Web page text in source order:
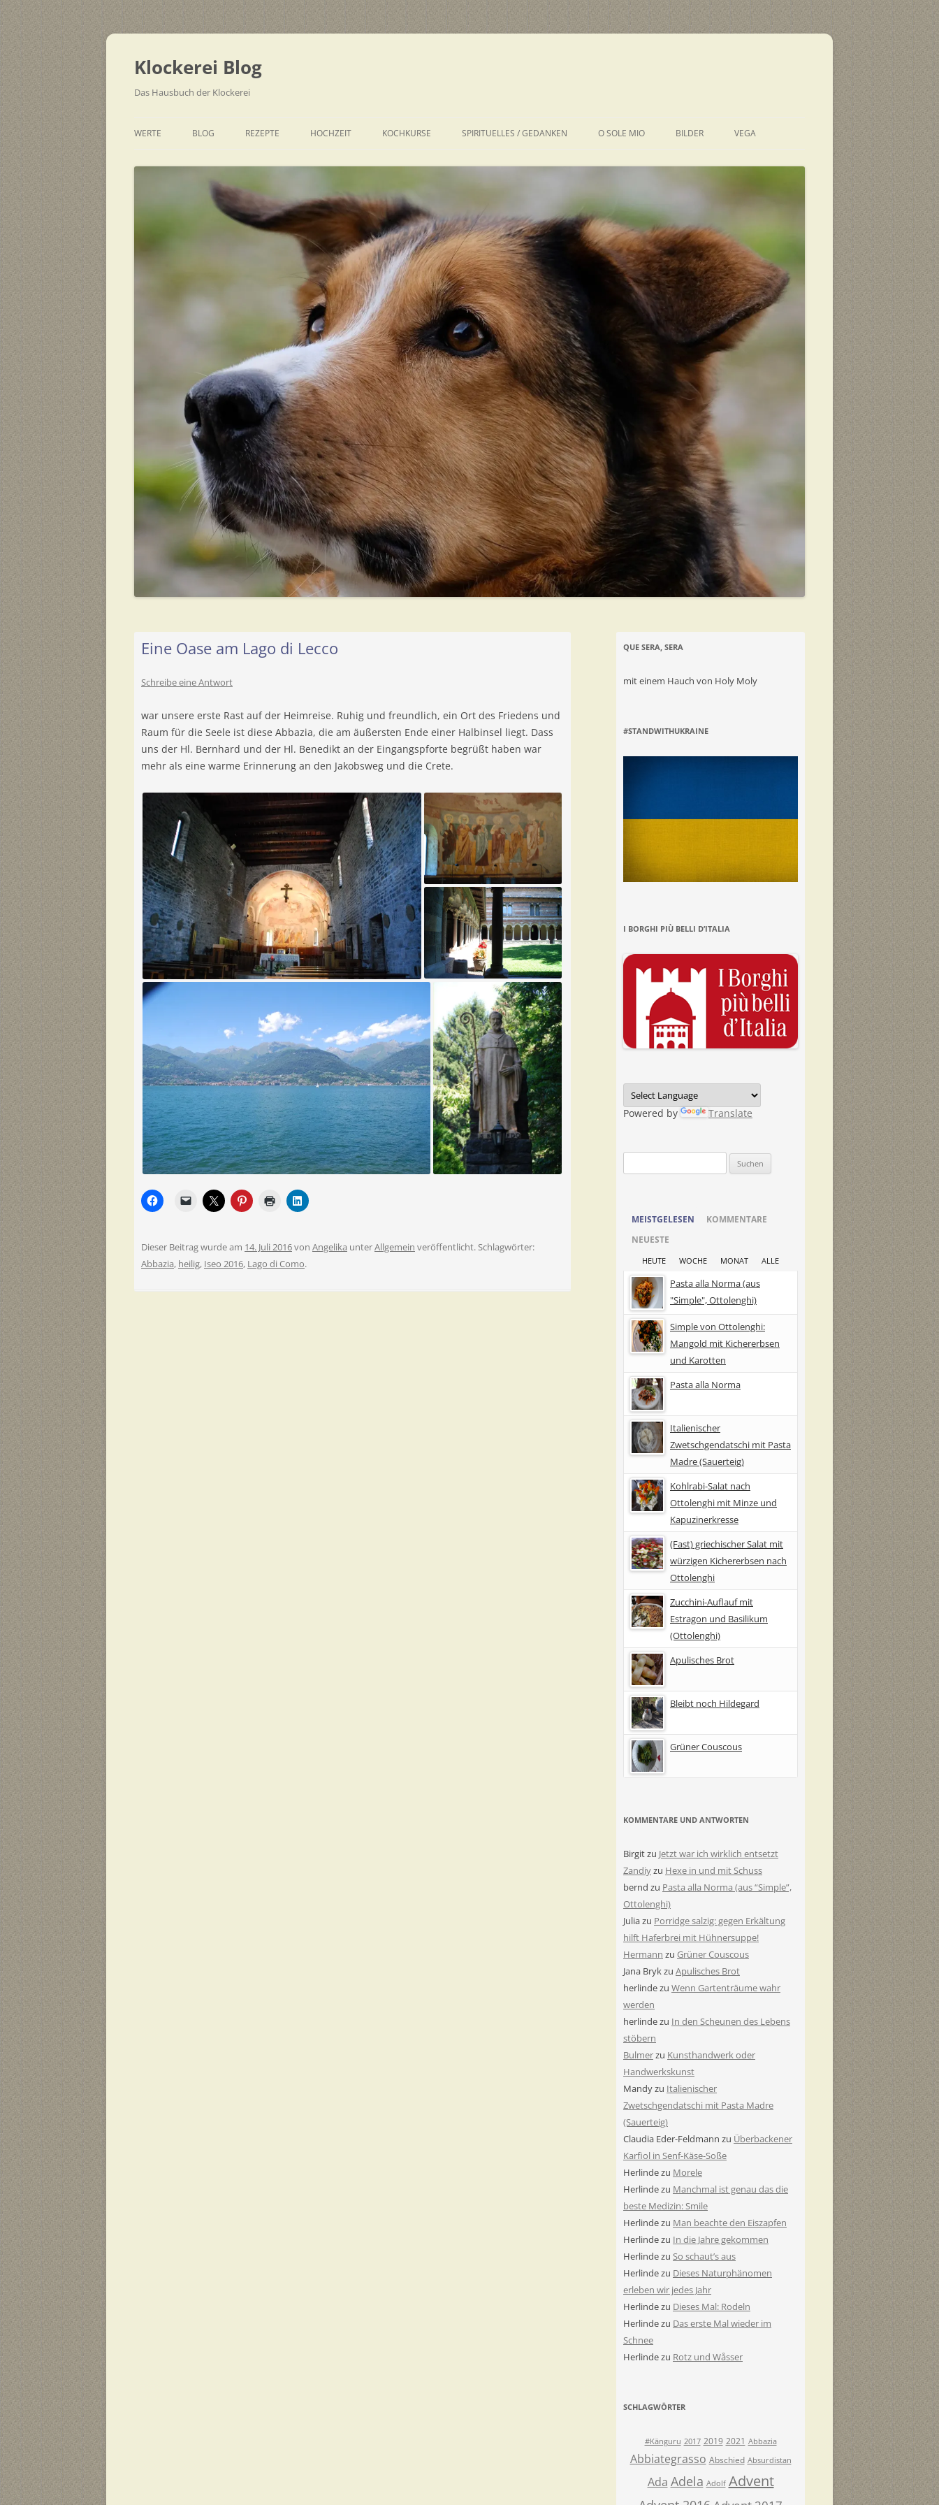
Zum
springen
Klockerei Blog
Das Hausbuch der Klockerei
WERTE BLOG REZEPTE
EINFACH
HOCHZEIT KOCHKURSE SPIRITUELLES / GEDANKEN O SOLE MIO BILDER VEGA
Eine Oase am Lago di Lecco
Schreibe eine Antwort
war unsere erste Rast auf der Heimreise. Ruhig und freundlich, ein Ort des Friedens und
Raum für die Seele ist diese Abbazia, die am äußersten Ende einer Halbinsel liegt. Dass
uns der Hl. Bernhard und der Hl. Benedikt an der Eingangspforte begrüßt haben war
mehr als eine warme Erinnerung an den Jakobsweg und die Crete.
Dieser Beitrag wurde am 14. Juli 2016von Angelika unterAllgemein veröffentlicht. Schlagwörter:
Abbazia, heilig, Iseo 2016, Lago di Como.
QUE SERA, SERA
mit einem Hauch von Holy Moly
#STANDWITHUKRAINE
I BORGHI PIÙ BELLI D’ITALIA
Powered by Translate
nach:
MEISTGELESEN
KOMMENTARE
NEUESTE
HEUTE WOCHE MONAT ALLE
Pasta alla Norma (aus
"Simple", Ottolenghi)
Simple von Ottolenghi:
Mangold mit Kichererbsen
und Karotten
Pasta alla Norma
Italienischer
Zwetschgendatschi mit Pasta
Madre (Sauerteig)
Kohlrabi-Salat nach
Ottolenghi mit Minze und
Kapuzinerkresse
(Fast) griechischer Salat mit
würzigen Kichererbsen nach
Ottolenghi
Zucchini-Auflauf mit
Estragon und Basilikum
(Ottolenghi)
Apulisches Brot
Bleibt noch Hildegard
Grüner Couscous
KOMMENTARE UND ANTWORTEN
Birgitzu Jetzt war ich wirklich entsetzt
Zandiyzu Hexe in und mit Schuss
bernd zu Pasta alla Norma (aus “Simple”,
Ottolenghi)
Juliazu Porridge salzig: gegen Erkältung
hilft Haferbrei mit Hühnersuppe!
Hermann zu Grüner Couscous
Jana Brykzu Apulisches Brot
herlindezu Wenn Gartenträume wahr
werden
herlindezu In den Scheunen des Lebens
stöbern
Bulmerzu Kunsthandwerk oder
Handwerkskunst
Mandyzu Italienischer
Zwetschgendatschi mit Pasta Madre
(Sauerteig)
Claudia Eder-Feldmann zu Überbackener
Karfiol in Senf-Käse-Soße
Herlindezu Morele
Herlindezu Manchmal ist genau das die
beste Medizin: Smile
Herlindezu Man beachte den Eiszapfen
Herlindezu In die Jahre gekommen
Herlindezu So schaut’s aus
Herlindezu Dieses Naturphänomen
erleben wir jedes Jahr
Herlindezu Dieses Mal: Rodeln
Herlindezu Das erste Mal wieder im
Schnee
Herlindezu Rotz und Wåsser
SCHLAGWÖRTER
#Känguru 2017 2019 2021 Abbazia
Abbiategrasso Abschied Absurdistan
Ada Adela Adolf Advent